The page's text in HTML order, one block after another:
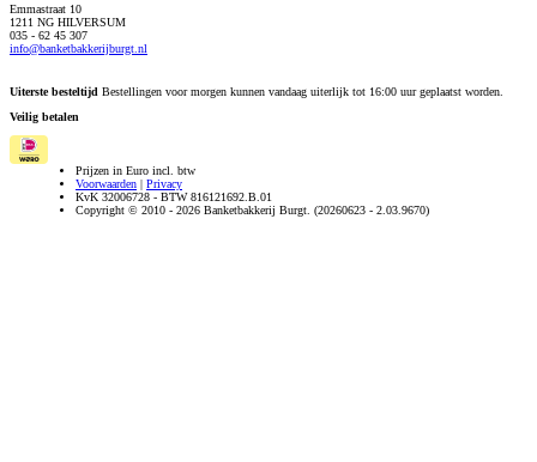
Emmastraat 10
1211 NG HILVERSUM
035 - 62 45 307
info@banketbakkerijburgt.nl
Uiterste besteltijd Bestellingen voor morgen kunnen vandaag uiterlijk tot 16:00 uur geplaatst worden.
Veilig betalen
Prijzen in Euro incl. btw
Voorwaarden | Privacy
KvK 32006728 - BTW 816121692.B.01
Copyright © 2010 - 2026 Banketbakkerij Burgt. (20260623 - 2.03.9670)